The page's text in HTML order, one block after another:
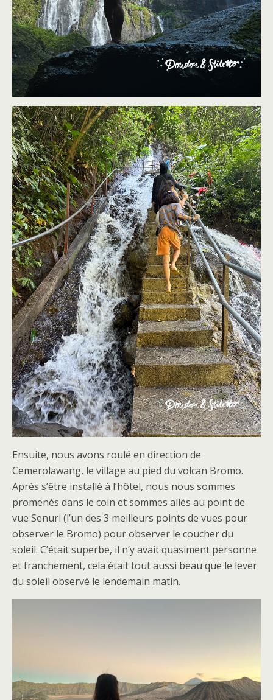
Ensuite, nous avons roulé en direction de
Cemerolawang, le village au pied du volcan Bromo.
Après s’être installé à l’hôtel, nous nous sommes
promenés dans le coin et sommes allés au point de
vue Senuri (l’un des 3 meilleurs points de vues pour
observer le Bromo) pour observer le coucher du
soleil. C’était superbe, il n’y avait quasiment personne
et franchement, cela était tout aussi beau que le lever
du soleil observé le lendemain matin.